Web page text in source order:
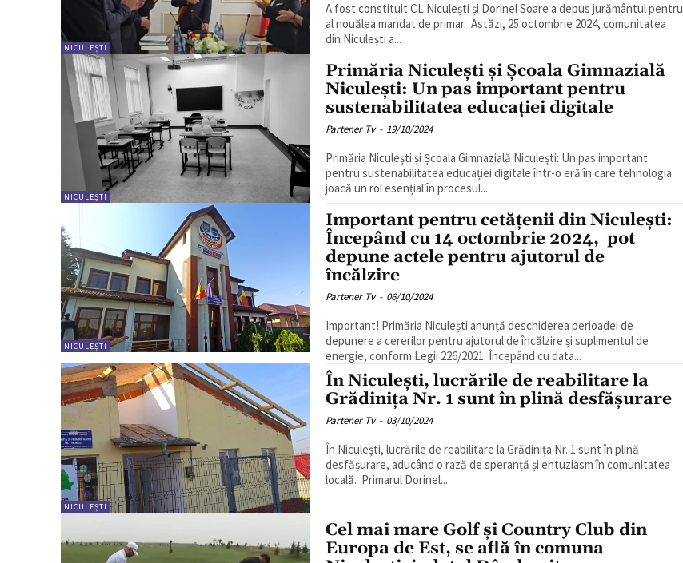
NICULEȘTI
A fost constituit CL Niculești și Dorinel Soare a depus jurământul pentru
al nouălea mandat de primar. Astăzi, 25 octombrie 2024, comunitatea
din Niculești a...
NICULEȘTI
Primăria Niculești și Școala Gimnazială
Niculești: Un pas important pentru
sustenabilitatea educației digitale
Partener Tv - 19/10/2024
Primăria Niculești și Școala Gimnazială Niculești: Un pas important
pentru sustenabilitatea educației digitale într-o eră în care tehnologia
joacă un rol esențial în procesul...
NICULEȘTI
Important pentru cetățenii din Niculești:
Începând cu 14 octombrie 2024, pot
depune actele pentru ajutorul de
încălzire
Partener Tv - 06/10/2024
Important! Primăria Niculești anunță deschiderea perioadei de
depunere a cererilor pentru ajutorul de încălzire și suplimentul de
energie, conform Legii 226/2021. Începând cu data...
NICULEȘTI
În Niculești, lucrările de reabilitare la
Grădinița Nr. 1 sunt în plină desfășurare
Partener Tv - 03/10/2024
În Niculești, lucrările de reabilitare la Grădinița Nr. 1 sunt în plină
desfășurare, aducând o rază de speranță și entuziasm în comunitatea
locală. Primarul Dorinel...
Cel mai mare Golf și Country Club din
Europa de Est, se află în comuna